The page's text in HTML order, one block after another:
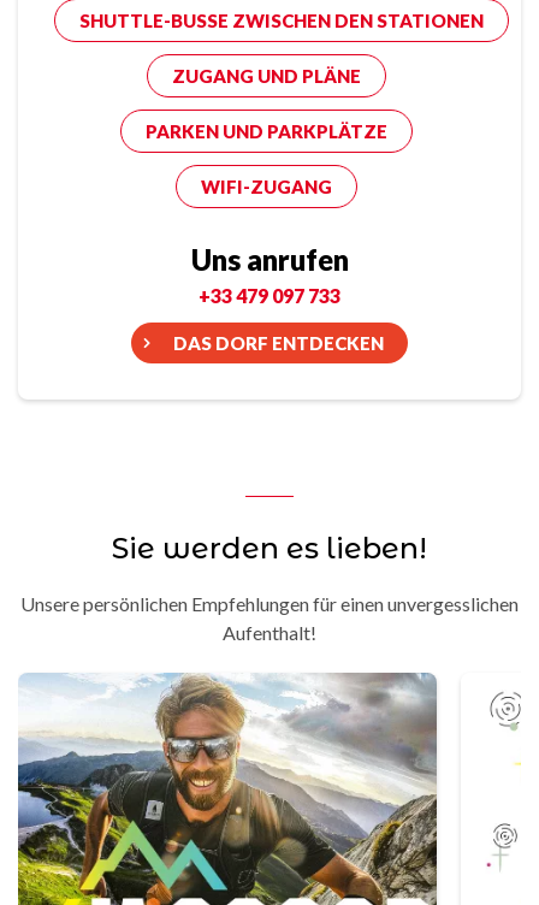
SHUTTLE-BUSSE ZWISCHEN DEN STATIONEN
ZUGANG UND PLÄNE
PARKEN UND PARKPLÄTZE
WIFI-ZUGANG
Uns anrufen
+33 479 097 733
DAS DORF ENTDECKEN
Sie werden es lieben!
Unsere persönlichen Empfehlungen für einen unvergesslichen
Aufenthalt!